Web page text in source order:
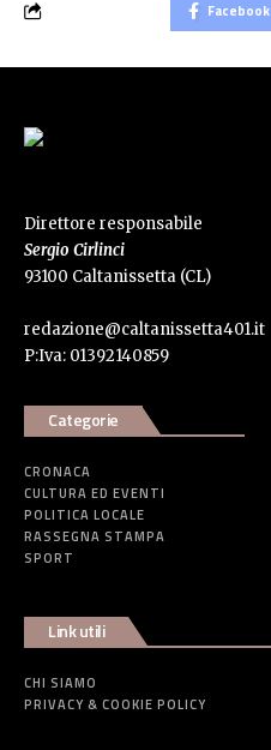
Facebook
Direttore responsabile
Sergio Cirlinci
93100 Caltanissetta (CL)
redazione@caltanissetta401.it
P:Iva: 01392140859
Categorie
CRONACA
CULTURA ED EVENTI
POLITICA LOCALE
RASSEGNA STAMPA
SPORT
Link utili
CHI SIAMO
PRIVACY & COOKIE POLICY